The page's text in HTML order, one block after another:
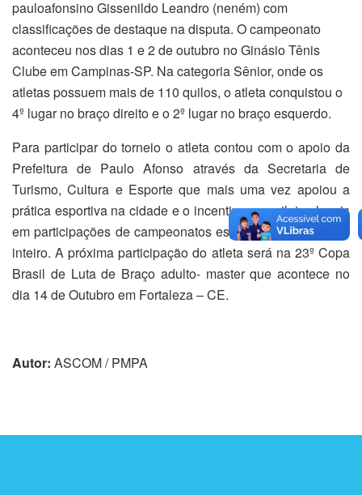
pauloafonsino Gissenildo Leandro (neném) com
classificações de destaque na disputa. O campeonato
aconteceu nos dias 1 e 2 de outubro no Ginásio Tênis
Clube em Campinas-SP. Na categoria Sênior, onde os
atletas possuem mais de 110 quilos, o atleta conquistou o
4º lugar no braço direito e o 2º lugar no braço esquerdo.
Para participar do torneio o atleta contou com o apoio da
Prefeitura de Paulo Afonso através da Secretaria de
Turismo, Cultura e Esporte que mais uma vez apoiou a
prática esportiva na cidade e o incentivou os atletas locais
em participações de campeonatos espalhados pelo Brasil
inteiro. A próxima participação do atleta será na 23º Copa
Brasil de Luta de Braço adulto- master que acontece no
dia 14 de Outubro em Fortaleza – CE.
Autor: ASCOM / PMPA